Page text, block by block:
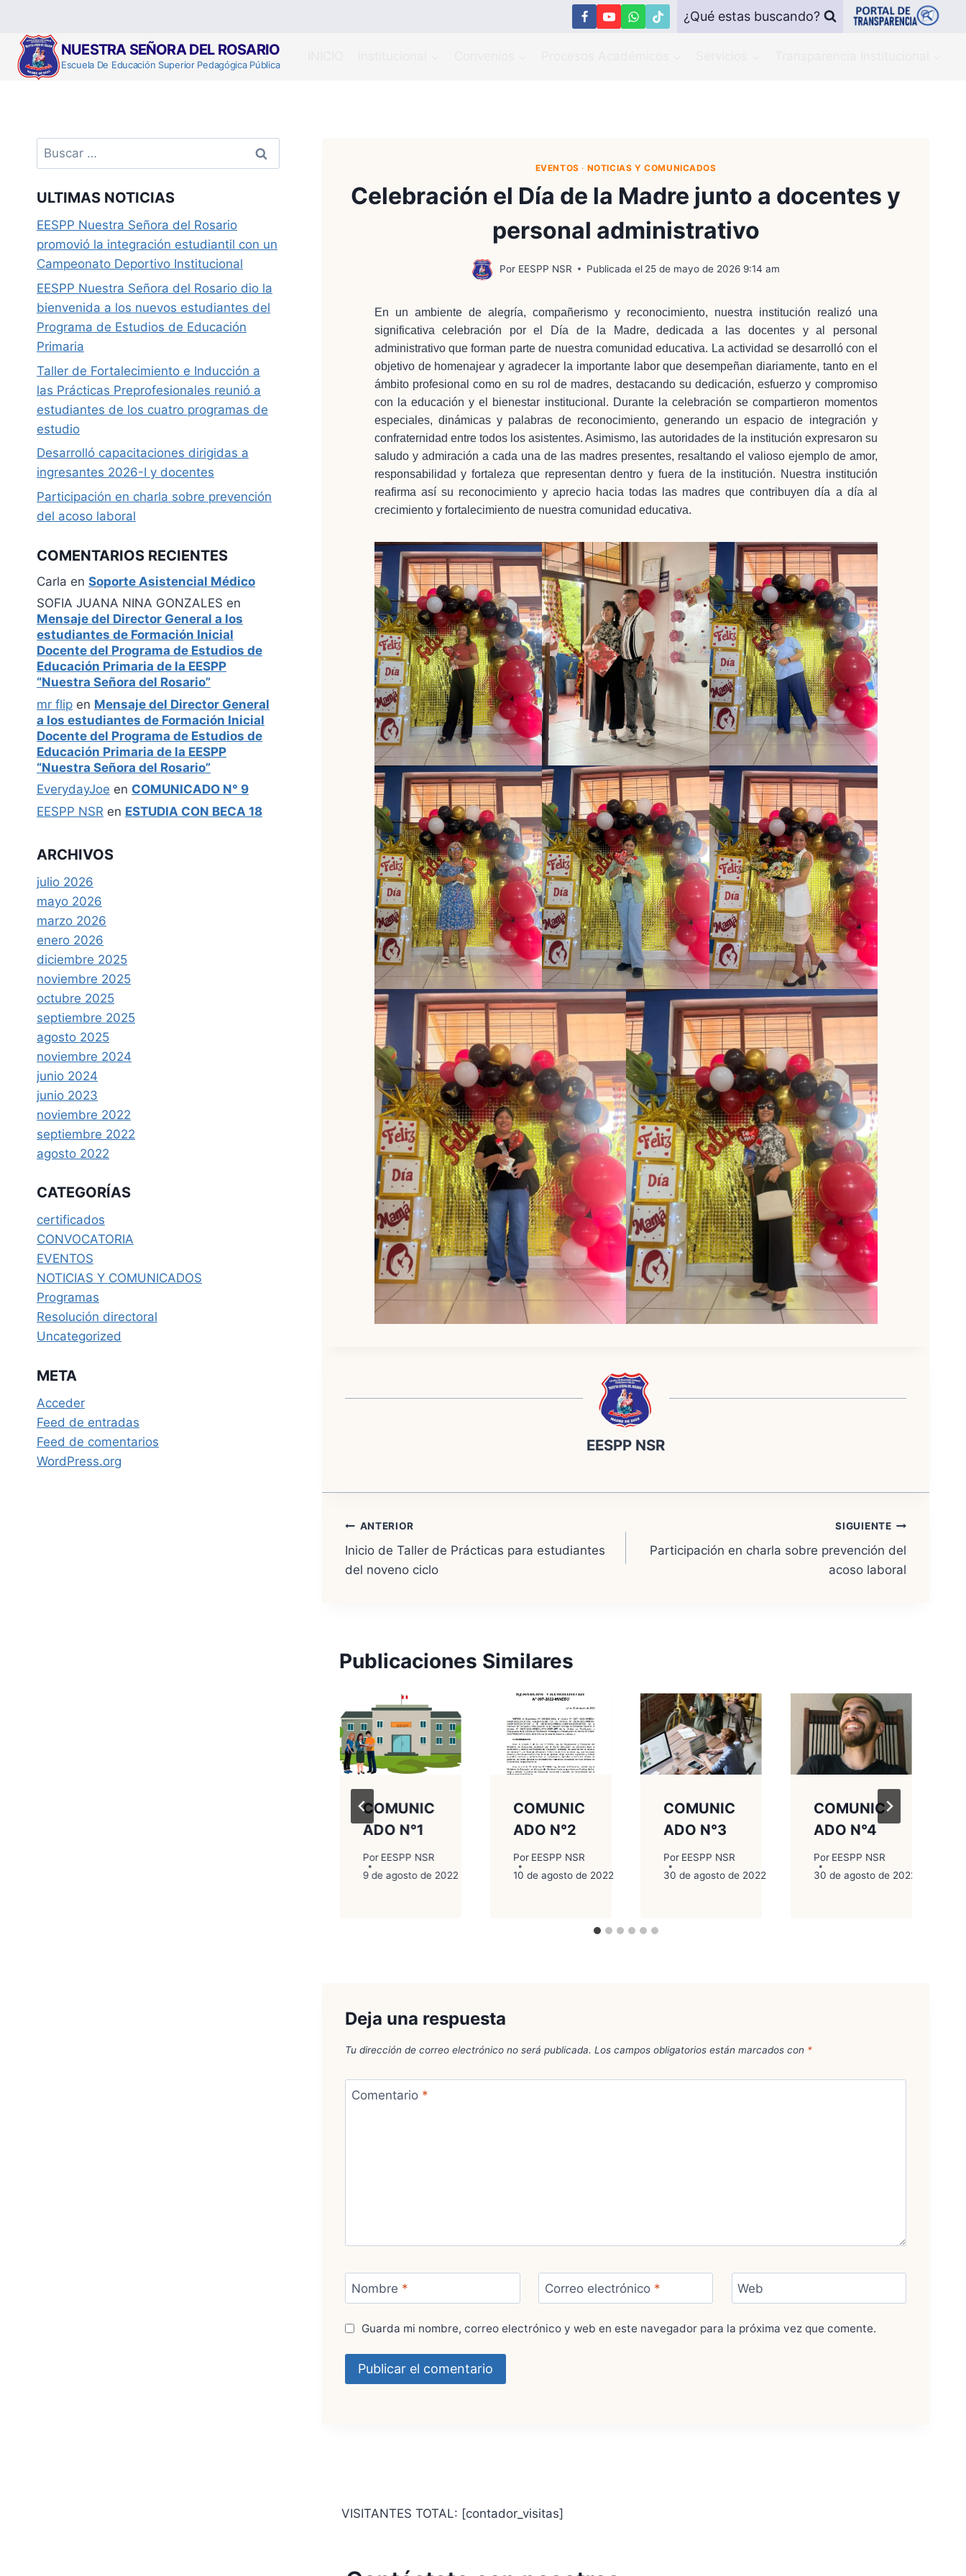
contenido
¿Qué estas buscando?
NUESTRA SEÑORA DEL ROSARIO
Escuela De Educación Superior Pedagógica Pública
EVENTOS · NOTICIAS Y COMUNICADOS
Celebración el Día de la Madre junto a docentes y
personal administrativo
Por EESPP NSR Publicada el 25 de mayo de 2026 9:14 am
En un ambiente de alegría, compañerismo y reconocimiento, nuestra institución realizó una
significativa celebración por el Día de la Madre, dedicada a las docentes y al personal
administrativo que forman parte de nuestra comunidad educativa. La actividad se desarrolló con el
objetivo de homenajear y agradecer la importante labor que desempeñan diariamente, tanto en el
ámbito profesional como en su rol de madres, destacando su dedicación, esfuerzo y compromiso
con la educación y el bienestar institucional. Durante la celebración se compartieron momentos
especiales, dinámicas y palabras de reconocimiento, generando un espacio de integración y
confraternidad entre todos los asistentes. Asimismo, las autoridades de la institución expresaron su
saludo y admiración a cada una de las madres presentes, resaltando el valioso ejemplo de amor,
responsabilidad y fortaleza que representan dentro y fuera de la institución. Nuestra institución
reafirma así su reconocimiento y aprecio hacia todas las madres que contribuyen día a día al
crecimiento y fortalecimiento de nuestra comunidad educativa.
EESPP NSR
Navegación
de
ANTERIOR
Inicio de Taller de Prácticas para estudiantes
del noveno ciclo
SIGUIENTE
Participación en charla sobre prevención del
acoso laboral
Publicaciones Similares
COMUNIC
ADO N°1
Por EESPP NSR
9 de agosto de 2022
COMUNIC
ADO N°2
Por EESPP NSR
10 de agosto de 2022
COMUNIC
ADO N°3
Por EESPP NSR
30 de agosto de 2022
COMUNIC
ADO N°4
Por EESPP NSR
30 de agosto de 2022
Deja una respuesta
Tu dirección de correo electrónico no será publicada. Los campos obligatorios están marcados con *
Comentario *
Nombre * Correo electrónico * Web
Guarda mi nombre, correo electrónico y web en este navegador para la próxima vez que comente.
Buscar:
ULTIMAS NOTICIAS
EESPP Nuestra Señora del Rosario
promovió la integración estudiantil con un
Campeonato Deportivo Institucional
EESPP Nuestra Señora del Rosario dio la
bienvenida a los nuevos estudiantes del
Programa de Estudios de Educación
Primaria
Taller de Fortalecimiento e Inducción a
las Prácticas Preprofesionales reunió a
estudiantes de los cuatro programas de
estudio
Desarrolló capacitaciones dirigidas a
ingresantes 2026-I y docentes
Participación en charla sobre prevención
del acoso laboral
COMENTARIOS RECIENTES
Carla en Soporte Asistencial Médico
SOFIA JUANA NINA GONZALES en
Mensaje del Director General a los
estudiantes de Formación Inicial
Docente del Programa de Estudios de
Educación Primaria de la EESPP
“Nuestra Señora del Rosario”
mr flip en Mensaje del Director General
a los estudiantes de Formación Inicial
Docente del Programa de Estudios de
Educación Primaria de la EESPP
“Nuestra Señora del Rosario”
EverydayJoe en COMUNICADO N° 9
EESPP NSR en ESTUDIA CON BECA 18
ARCHIVOS
julio 2026
mayo 2026
marzo 2026
enero 2026
diciembre 2025
noviembre 2025
octubre 2025
septiembre 2025
agosto 2025
noviembre 2024
junio 2024
junio 2023
noviembre 2022
septiembre 2022
agosto 2022
CATEGORÍAS
certificados
CONVOCATORIA
EVENTOS
NOTICIAS Y COMUNICADOS
Programas
Resolución directoral
Uncategorized
META
Acceder
Feed de entradas
Feed de comentarios
WordPress.org
VISITANTES TOTAL: [contador_visitas]